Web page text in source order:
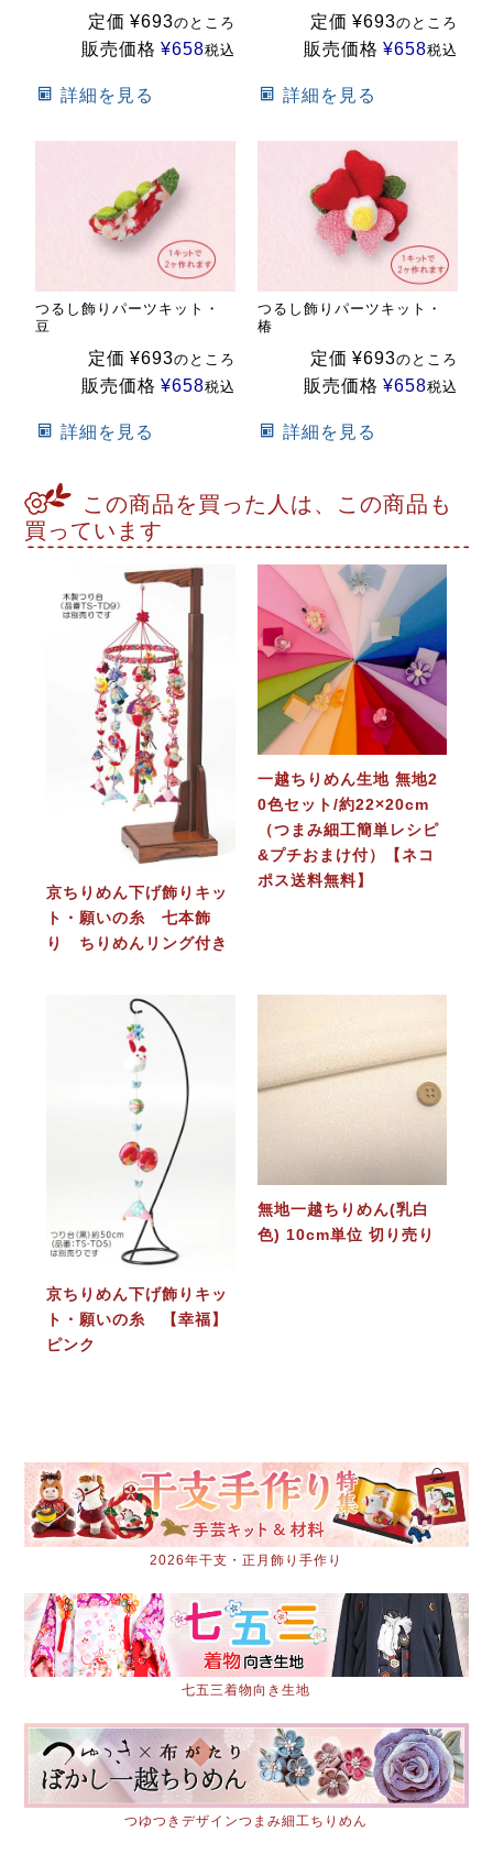
定価 ¥693のところ
販売価格 ¥658税込
詳細を見る
定価 ¥693のところ
販売価格 ¥658税込
詳細を見る
つるし飾りパーツキット・
豆
定価 ¥693のところ
販売価格 ¥658税込
詳細を見る
つるし飾りパーツキット・
椿
定価 ¥693のところ
販売価格 ¥658税込
詳細を見る
この商品を買った人は、この商品も
買っています
京ちりめん下げ飾りキッ
ト・願いの糸 七本飾
り ちりめんリング付き
一越ちりめん生地 無地2
0色セット/約22×20cm
（つまみ細工簡単レシピ
&プチおまけ付）【ネコ
ポス送料無料】
京ちりめん下げ飾りキッ
ト・願いの糸 【幸福】
ピンク
無地一越ちりめん(乳白
色) 10cm単位 切り売り
2026年干支・正月飾り手作り
七五三着物向き生地
つゆつきデザインつまみ細工ちりめん